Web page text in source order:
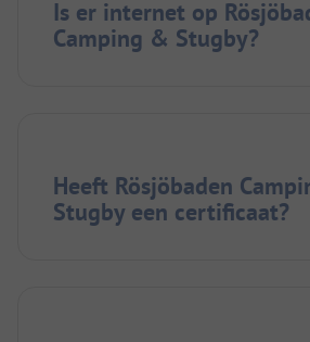
Is er internet op
Camping & Stugby?
Heeft Rösjöbaden
Stugby een certificaat?